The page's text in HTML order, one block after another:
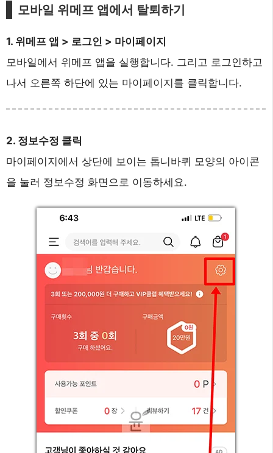
모바일 위메프 앱에서 탈퇴하기
1. 위메프 앱 > 로그인 > 마이페이지
모바일에서 위메프 앱을 실행합니다. 그리고 로그인하고
나서 오른쪽 하단에 있는 마이페이지를 클릭합니다.
2. 정보수정 클릭
마이페이지에서 상단에 보이는 톱니바퀴 모양의 아이콘
을 눌러 정보수정 화면으로 이동하세요.